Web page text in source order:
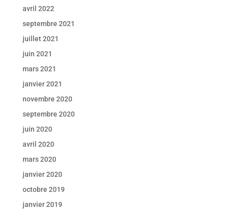
avril 2022
septembre 2021
juillet 2021
juin 2021
mars 2021
janvier 2021
novembre 2020
septembre 2020
juin 2020
avril 2020
mars 2020
janvier 2020
octobre 2019
janvier 2019